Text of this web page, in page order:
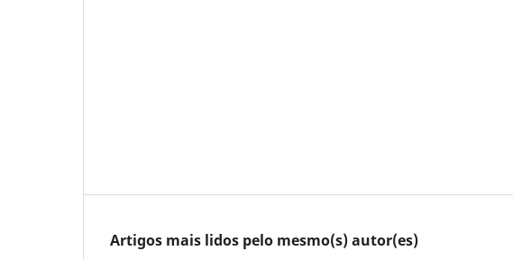
Artigos mais lidos pelo mesmo(s) autor(es)